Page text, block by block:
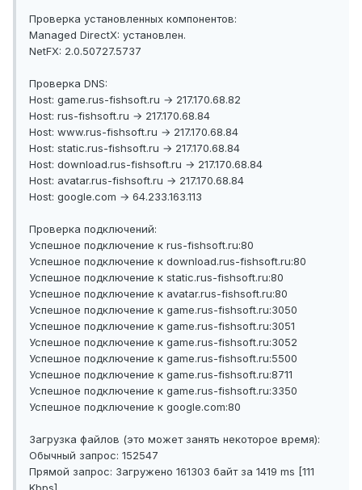
Проверка установленных компонентов:
Managed DirectX: установлен.
NetFX: 2.0.50727.5737
Проверка DNS:
Host: game.rus-fishsoft.ru → 217.170.68.82
Host: rus-fishsoft.ru → 217.170.68.84
Host: www.rus-fishsoft.ru → 217.170.68.84
Host: static.rus-fishsoft.ru → 217.170.68.84
Host: download.rus-fishsoft.ru → 217.170.68.84
Host: avatar.rus-fishsoft.ru → 217.170.68.84
Host: google.com → 64.233.163.113
Проверка подключений:
Успешное подключение к rus-fishsoft.ru:80
Успешное подключение к download.rus-fishsoft.ru:80
Успешное подключение к static.rus-fishsoft.ru:80
Успешное подключение к avatar.rus-fishsoft.ru:80
Успешное подключение к game.rus-fishsoft.ru:3050
Успешное подключение к game.rus-fishsoft.ru:3051
Успешное подключение к game.rus-fishsoft.ru:3052
Успешное подключение к game.rus-fishsoft.ru:5500
Успешное подключение к game.rus-fishsoft.ru:8711
Успешное подключение к game.rus-fishsoft.ru:3350
Успешное подключение к google.com:80
Загрузка файлов (это может занять некоторое время):
Обычный запрос: 152547
Прямой запрос: Загружено 161303 байт за 1419 ms [111